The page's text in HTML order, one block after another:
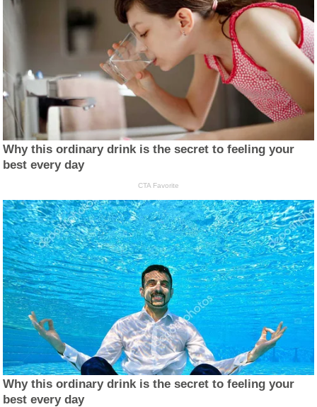
Why this ordinary drink is the secret to feeling your
best every day
CTA Favorite
Why this ordinary drink is the secret to feeling your
best every day